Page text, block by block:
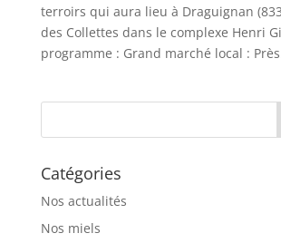
terroirs qui aura lieu à Draguignan
des Collettes dans le complexe Henri
programme : Grand marché local :
Catégories
Nos actualités
Nos miels